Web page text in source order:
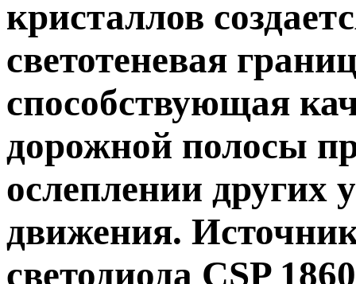
кристаллов
светотеневая
способствующая
дорожной полосы
ослеплении других
движения.
светодиода CSP